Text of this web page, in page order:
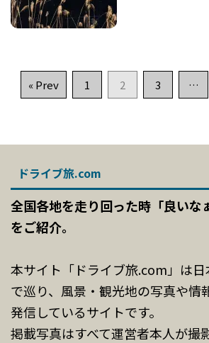
« Prev 1 2 3 …
ドライブ旅.com
全国各地を走り回った時「良いな
をご紹介。
本サイト「ドライブ旅.com」は
で巡り、風景・観光地の写真や情
発信しているサイトです。
掲載写真はすべて運営者本人が撮